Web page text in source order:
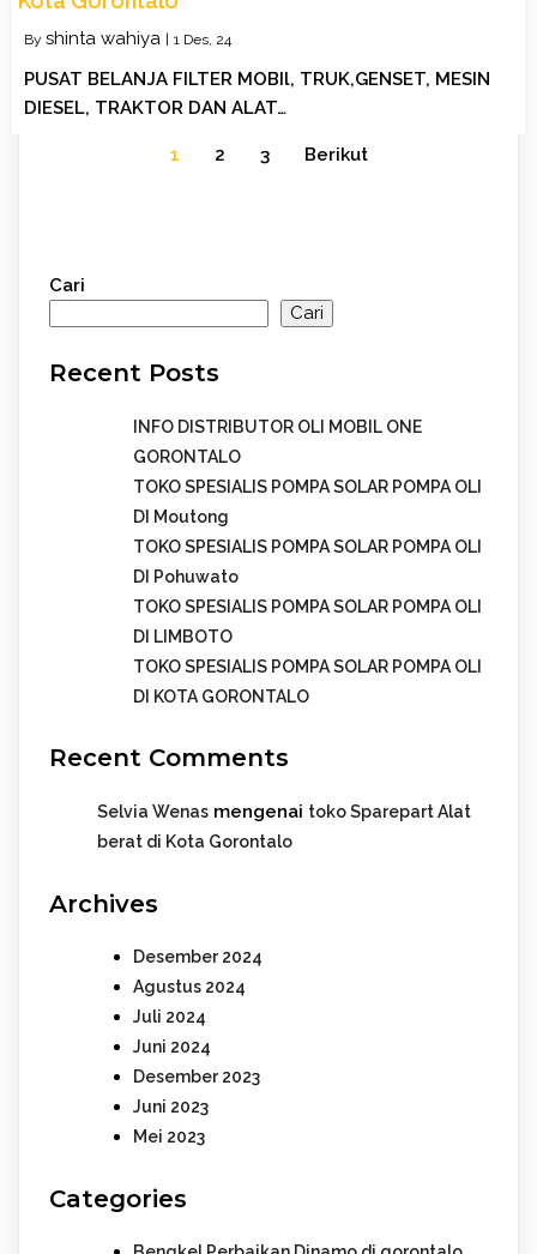
By shinta wahiya | 1 Des, 24
PUSAT BELANJA FILTER MOBIl, TRUK,GENSET, MESIN
DIESEL, TRAKTOR DAN ALAT…
1 2 3 Berikut
Cari
Cari
Recent Posts
INFO DISTRIBUTOR OLI MOBIL ONE
GORONTALO
TOKO SPESIALIS POMPA SOLAR POMPA OLI
DI Moutong
TOKO SPESIALIS POMPA SOLAR POMPA OLI
DI Pohuwato
TOKO SPESIALIS POMPA SOLAR POMPA OLI
DI LIMBOTO
TOKO SPESIALIS POMPA SOLAR POMPA OLI
DI KOTA GORONTALO
Recent Comments
Selvia Wenas mengenai toko Sparepart Alat
berat di Kota Gorontalo
Archives
Desember 2024
Agustus 2024
Juli 2024
Juni 2024
Desember 2023
Juni 2023
Mei 2023
Categories